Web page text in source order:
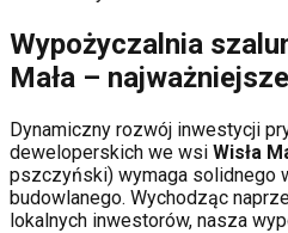
Wypożyczalnia
Mała –
Dynamiczny rozwój inwestycji
deweloperskich we wsi Wisła
pszczyński) wymaga solidnego
budowlanego. Wychodząc
lokalnych inwestorów, nasza